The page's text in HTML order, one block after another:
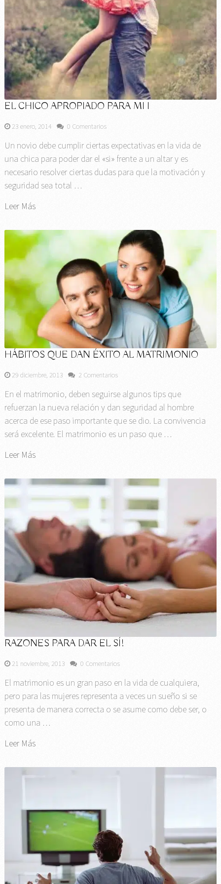
EL CHICO APROPIADO PARA MI I
23 enero, 2014 0 Comentarios
Un novio debe cumplir ciertas expectativas en la vida de
una chica para poder dar el «si» frente a un altar y es
necesario resolver ciertas dudas para que la motivación y
seguridad sea total …
Leer Más
HÁBITOS QUE DAN ÉXITO AL MATRIMONIO
29 diciembre, 2013 2 Comentarios
En el matrimonio, deben seguirse algunos tips que
refuerzan la nueva relación y dan seguridad al hombre
acerca de ese paso importante que se dio. La convivencia
será excelente. El matrimonio es un paso que …
Leer Más
RAZONES PARA DAR EL SÍ!
21 noviembre, 2013 0 Comentarios
El matrimonio es un gran paso en la vida de cualquiera,
pero para las mujeres representa a veces un sueño si se
presenta de manera correcta o se asume como debe ser, o
como una …
Leer Más